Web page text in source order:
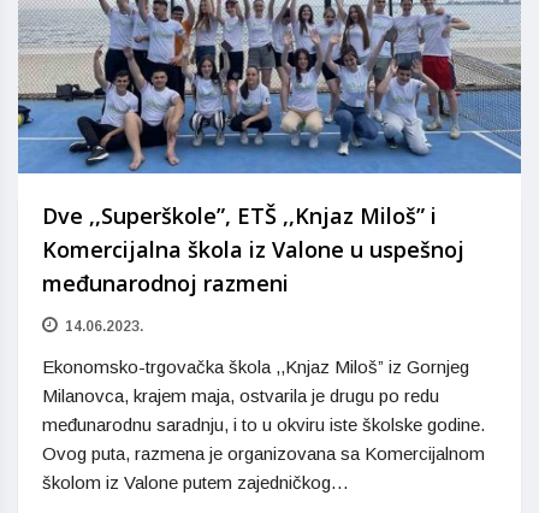
Dve ,,Superškole”, ETŠ ,,Knjaz Miloš” i
Komercijalna škola iz Valone u uspešnoj
međunarodnoj razmeni
14.06.2023.
Ekonomsko-trgovačka škola ,,Knjaz Miloš” iz Gornjeg
Milanovca, krajem maja, ostvarila je drugu po redu
međunarodnu saradnju, i to u okviru iste školske godine.
Ovog puta, razmena je organizovana sa Komercijalnom
školom iz Valone putem zajedničkog…